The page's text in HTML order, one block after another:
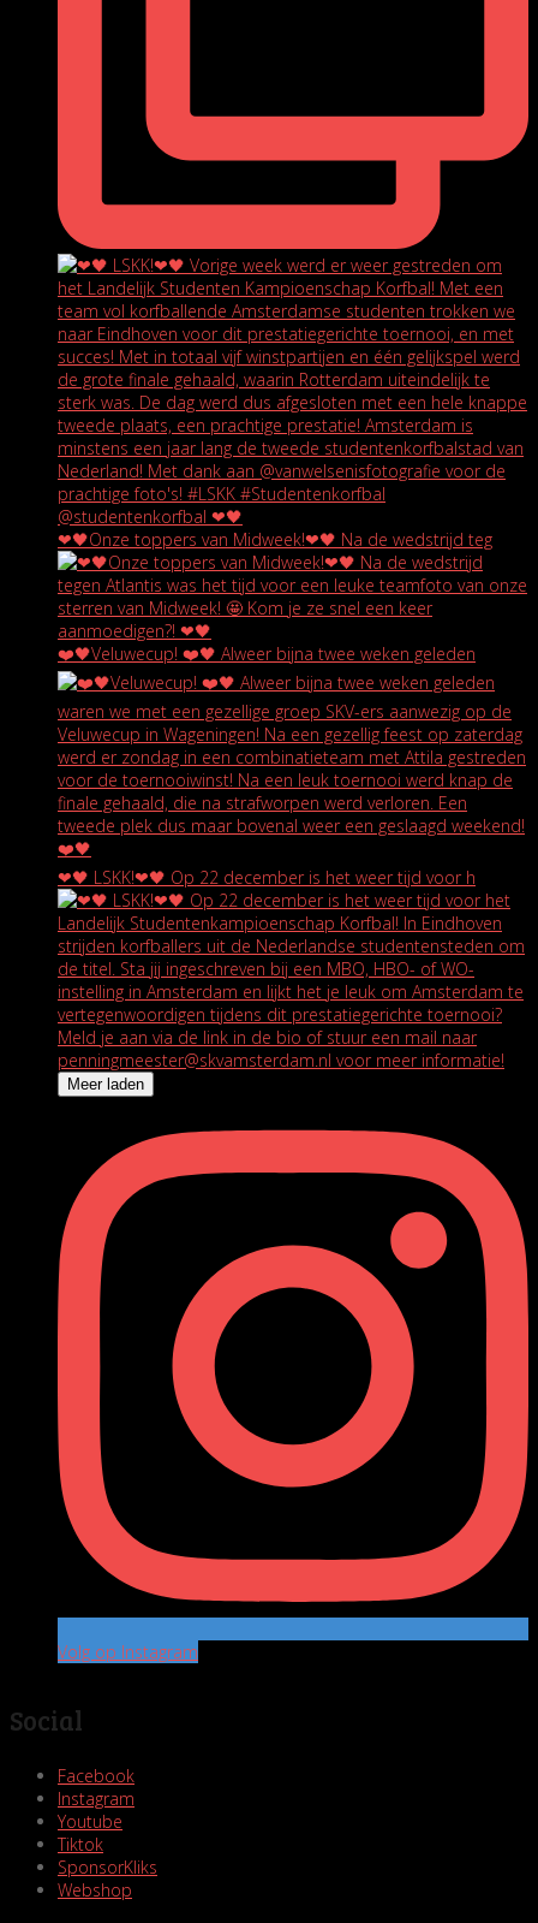
❤🖤Onze toppers van Midweek!❤🖤 Na de wedstrijd teg
❤️🖤Veluwecup! ❤️🖤 Alweer bijna twee weken geleden
❤🖤 LSKK!❤🖤 Op 22 december is het weer tijd voor h
Meer laden
Volg op Instagram
Social
Facebook
Instagram
Youtube
Tiktok
SponsorKliks
Webshop